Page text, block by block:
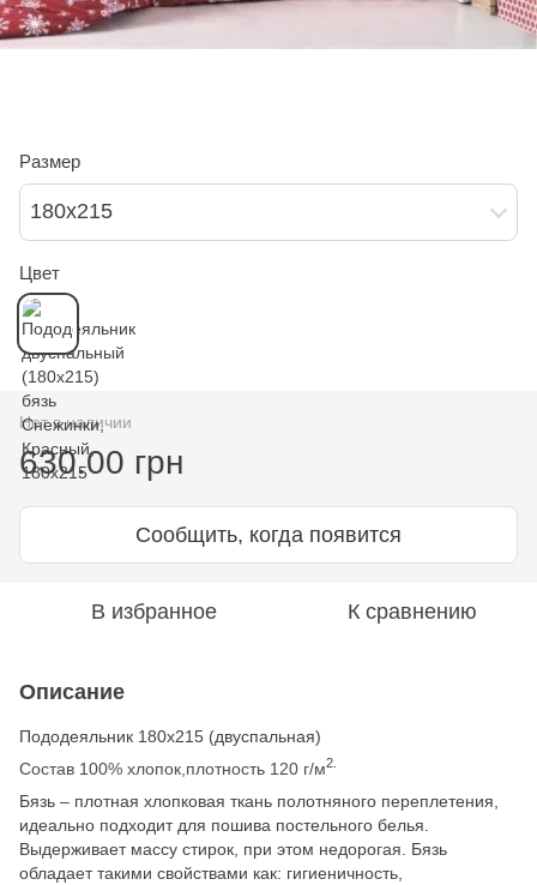
Размер
180х215
Цвет
Нет в наличии
630.00 грн
Сообщить, когда появится
В избранное К сравнению
Описание
Пододеяльник 180х215 (двуспальная)
Состав 100% хлопок,плотность 120 г/м2.
Бязь – плотная хлопковая ткань полотняного переплетения,
идеально подходит для пошива постельного белья.
Выдерживает массу стирок, при этом недорогая. Бязь
обладает такими свойствами как: гигиеничность,